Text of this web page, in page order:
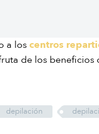
a loscentros
de los beneficios
depilación